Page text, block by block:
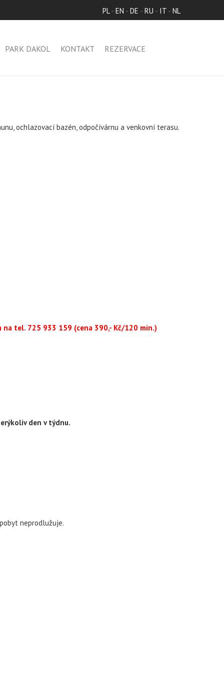
PL- EN - DE - RU - IT - NL
PARK DAKOL KONTAKT REZERVACE
ochlazovací bazén, odpočívárnu a venkovní terasu.
tel. 725 933 159 (cena 390,- Kč/120 min.)
den v týdnu.
neprodlužuje.